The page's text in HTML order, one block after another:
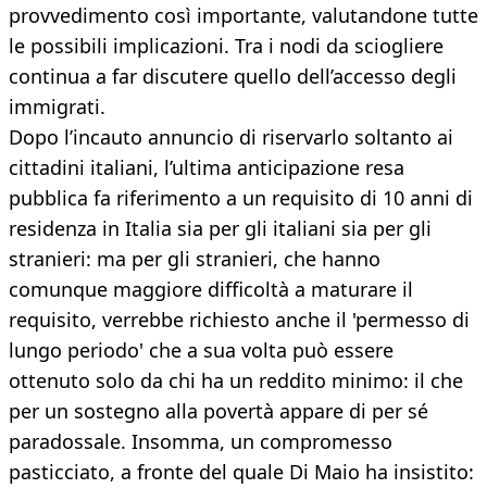
provvedimento così importante, valutandone tutte
le possibili implicazioni. Tra i nodi da sciogliere
continua a far discutere quello dell’accesso degli
immigrati.
Dopo l’incauto annuncio di riservarlo soltanto ai
cittadini italiani, l’ultima anticipazione resa
pubblica fa riferimento a un requisito di 10 anni di
residenza in Italia sia per gli italiani sia per gli
stranieri: ma per gli stranieri, che hanno
comunque maggiore difficoltà a maturare il
requisito, verrebbe richiesto anche il 'permesso di
lungo periodo' che a sua volta può essere
ottenuto solo da chi ha un reddito minimo: il che
per un sostegno alla povertà appare di per sé
paradossale. Insomma, un compromesso
pasticciato, a fronte del quale Di Maio ha insistito: